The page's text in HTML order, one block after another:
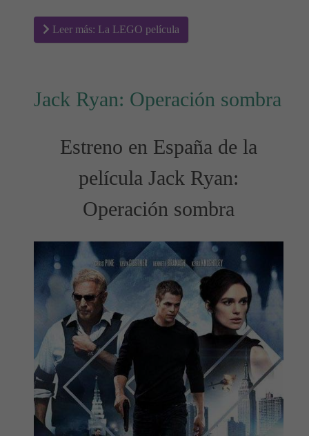
Leer más: La LEGO película
Jack Ryan: Operación sombra
Estreno en España de la
película Jack Ryan:
Operación sombra